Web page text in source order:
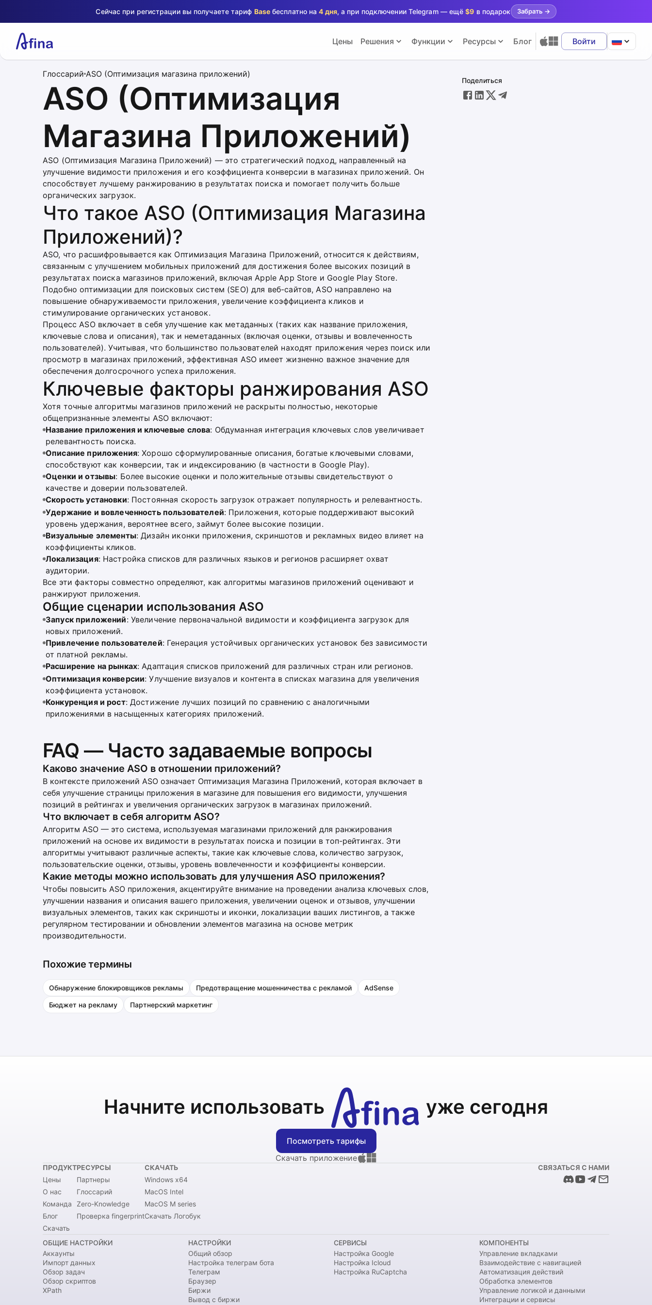
Сейчас при регистрации вы получаете тариф Baseбесплатно на4 дня, а при подключении Telegram — ещё$9 в подарок Забрать →
Цены Решения Функции Ресурсы Блог Войти
Глоссарий ASO (Оптимизация магазина приложений)
ASO (Оптимизация
Магазина Приложений)
ASO (Оптимизация Магазина Приложений) — это стратегический подход, направленный на
улучшение видимости приложения и его коэффициента конверсии в магазинах приложений. Он
способствует лучшему ранжированию в результатах поиска и помогает получить больше
органических загрузок.
Что такое ASO (Оптимизация Магазина
Приложений)?
ASO, что расшифровывается как Оптимизация Магазина Приложений, относится к действиям,
связанным с улучшением мобильных приложений для достижения более высоких позиций в
результатах поиска магазинов приложений, включая Apple App Store и Google Play Store.
Подобно оптимизации для поисковых систем (SEO) для веб-сайтов, ASO направлено на
повышение обнаруживаемости приложения, увеличение коэффициента кликов и
стимулирование органических установок.
Процесс ASO включает в себя улучшение как метаданных (таких как название приложения,
ключевые слова и описания), так и неметаданных (включая оценки, отзывы и вовлеченность
пользователей). Учитывая, что большинство пользователей находят приложения через поиск или
просмотр в магазинах приложений, эффективная ASO имеет жизненно важное значение для
обеспечения долгосрочного успеха приложения.
Ключевые факторы ранжирования ASO
Хотя точные алгоритмы магазинов приложений не раскрыты полностью, некоторые
общепризнанные элементы ASO включают:
Название приложения и ключевые слова: Обдуманная интеграция ключевых слов увеличивает
релевантность поиска.
Описание приложения: Хорошо сформулированные описания, богатые ключевыми словами,
способствуют как конверсии, так и индексированию (в частности в Google Play).
Оценки и отзывы: Более высокие оценки и положительные отзывы свидетельствуют о
качестве и доверии пользователей.
Скорость установки: Постоянная скорость загрузок отражает популярность и релевантность.
Удержание и вовлеченность пользователей: Приложения, которые поддерживают высокий
уровень удержания, вероятнее всего, займут более высокие позиции.
Визуальные элементы: Дизайн иконки приложения, скриншотов и рекламных видео влияет на
коэффициенты кликов.
Локализация: Настройка списков для различных языков и регионов расширяет охват
аудитории.
Все эти факторы совместно определяют, как алгоритмы магазинов приложений оценивают и
ранжируют приложения.
Общие сценарии использования ASO
Запуск приложений: Увеличение первоначальной видимости и коэффициента загрузок для
новых приложений.
Привлечение пользователей: Генерация устойчивых органических установок без зависимости
от платной рекламы.
Расширение на рынках: Адаптация списков приложений для различных стран или регионов.
Оптимизация конверсии: Улучшение визуалов и контента в списках магазина для увеличения
коэффициента установок.
Конкуренция и рост: Достижение лучших позиций по сравнению с аналогичными
приложениями в насыщенных категориях приложений.
FAQ — Часто задаваемые вопросы
Каково значение ASO в отношении приложений?
В контексте приложений ASO означает Оптимизация Магазина Приложений, которая включает в
себя улучшение страницы приложения в магазине для повышения его видимости, улучшения
позиций в рейтингах и увеличения органических загрузок в магазинах приложений.
Что включает в себя алгоритм ASO?
Алгоритм ASO — это система, используемая магазинами приложений для ранжирования
приложений на основе их видимости в результатах поиска и позиции в топ-рейтингах. Эти
алгоритмы учитывают различные аспекты, такие как ключевые слова, количество загрузок,
пользовательские оценки, отзывы, уровень вовлеченности и коэффициенты конверсии.
Какие методы можно использовать для улучшения ASO приложения?
Чтобы повысить ASO приложения, акцентируйте внимание на проведении анализа ключевых слов,
улучшении названия и описания вашего приложения, увеличении оценок и отзывов, улучшении
визуальных элементов, таких как скриншоты и иконки, локализации ваших листингов, а также
регулярном тестировании и обновлении элементов магазина на основе метрик
производительности.
Похожие термины
Обнаружение блокировщиков рекламы Предотвращение мошенничества с рекламой AdSense
Бюджет на рекламу Партнерский маркетинг
Поделиться
Начните использовать уже сегодня
Посмотреть тарифы
Скачать приложение
ПРОДУКТ
Цены
О нас
Команда
Блог
Скачать
РЕСУРСЫ
Партнеры
Глоссарий
Zero-Knowledge
Проверка fingerprint
СКАЧАТЬ
Windows x64
MacOS Intel
MacOS M series
Скачать Логобук
СВЯЗАТЬСЯ С НАМИ
ОБЩИЕ НАСТРОЙКИ
Аккаунты
Импорт данных
Обзор задач
Обзор скриптов
XPath
НАСТРОЙКИ
Общий обзор
Настройка телеграм бота
Телеграм
Браузер
Биржи
Вывод с биржи
СЕРВИСЫ
Настройка Google
Настройка Icloud
Настройка RuCaptcha
КОМПОНЕНТЫ
Управление вкладками
Взаимодействие с навигацией
Автоматизация действий
Обработка элементов
Управление логикой и данными
Интеграции и сервисы